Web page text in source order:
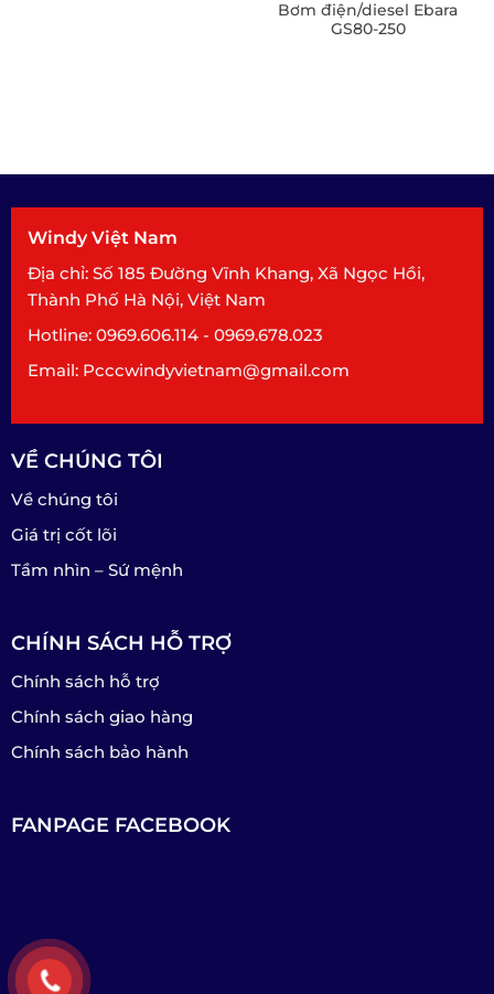
Bơm điện/diesel Ebara
GS80-250
Windy Việt Nam
Địa chỉ: Số 185 Đường Vĩnh Khang, Xã Ngọc Hồi,
Thành Phố Hà Nội, Việt Nam
Hotline: 0969.606.114 - 0969.678.023
Email: Pcccwindyvietnam@gmail.com
VỀ CHÚNG TÔI
Về chúng tôi
Giá trị cốt lõi
Tầm nhìn – Sứ mệnh
CHÍNH SÁCH HỖ TRỢ
Chính sách hỗ trợ
Chính sách giao hàng
Chính sách bảo hành
FANPAGE FACEBOOK